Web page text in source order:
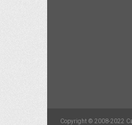
Copyright © 2008-2022